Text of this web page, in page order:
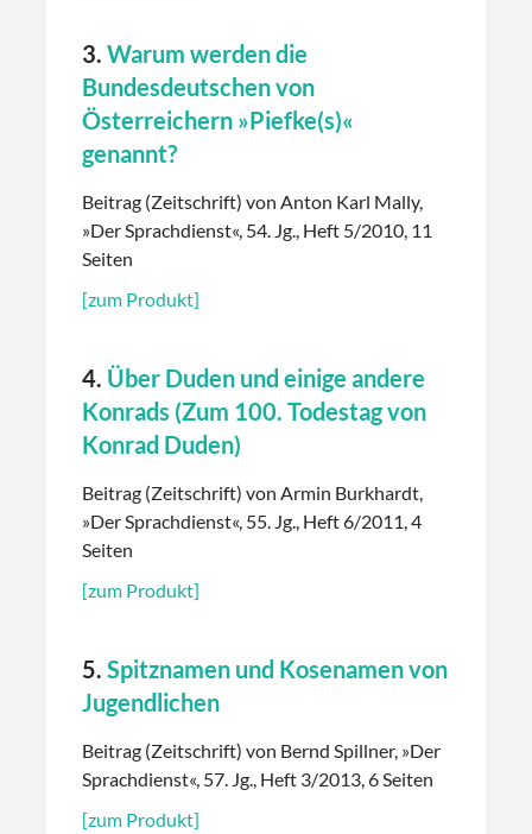
3. Warum werden die
Bundesdeutschen von
Österreichern »Piefke(s)«
genannt?
Beitrag (Zeitschrift) von Anton Karl Mally,
»Der Sprachdienst«, 54. Jg., Heft 5/2010, 11
Seiten
[zum Produkt]
4. Über Duden und einige andere
Konrads (Zum 100. Todestag von
Konrad Duden)
Beitrag (Zeitschrift) von Armin Burkhardt,
»Der Sprachdienst«, 55. Jg., Heft 6/2011, 4
Seiten
[zum Produkt]
5. Spitznamen und Kosenamen von
Jugendlichen
Beitrag (Zeitschrift) von Bernd Spillner, »Der
Sprachdienst«, 57. Jg., Heft 3/2013, 6 Seiten
[zum Produkt]